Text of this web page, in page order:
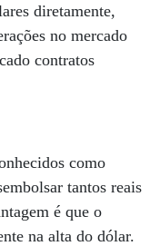
diretamente,
no mercado
contratos
como
tantos reais
é que o
na alta do dólar.